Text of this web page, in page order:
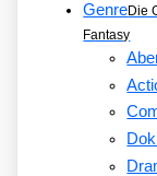
GenreDie
Fantasy